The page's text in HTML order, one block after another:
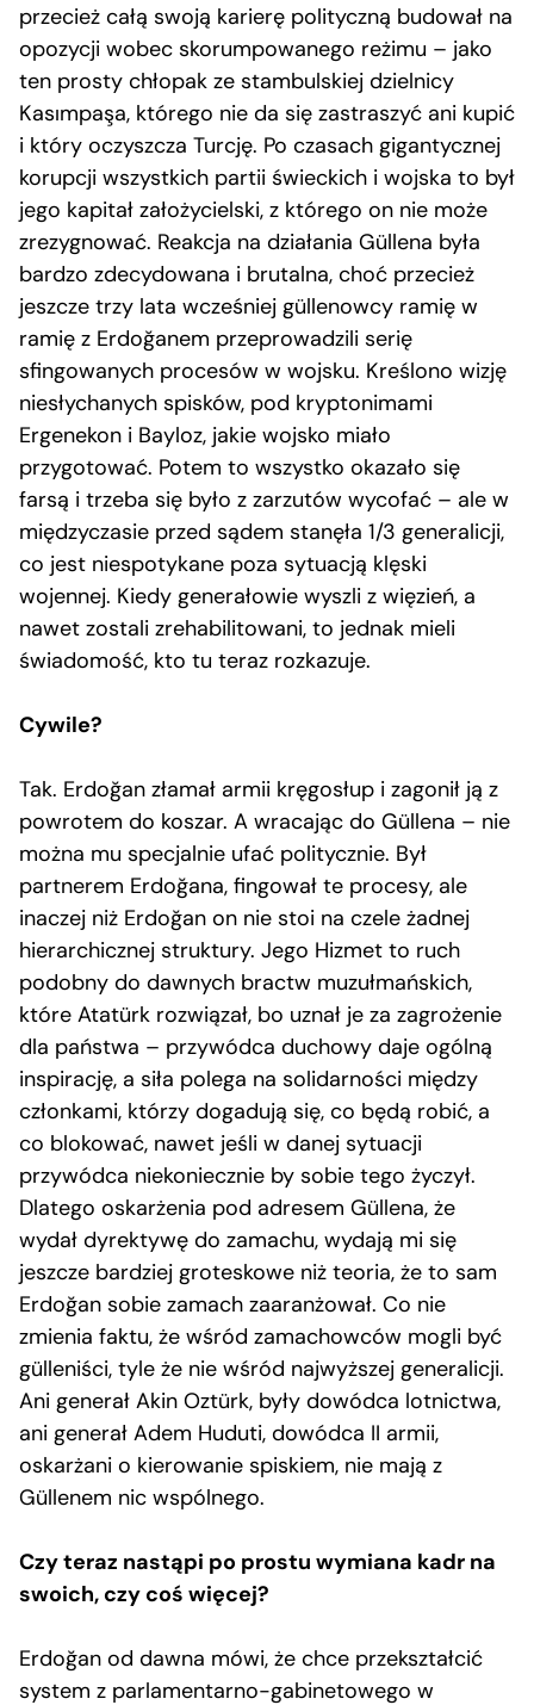
przecież całą swoją karierę polityczną budował na
opozycji wobec skorumpowanego reżimu – jako
ten prosty chłopak ze stambulskiej dzielnicy
Kasımpaşa, którego nie da się zastraszyć ani kupić
i który oczyszcza Turcję. Po czasach gigantycznej
korupcji wszystkich partii świeckich i wojska to był
jego kapitał założycielski, z którego on nie może
zrezygnować. Reakcja na działania Güllena była
bardzo zdecydowana i brutalna, choć przecież
jeszcze trzy lata wcześniej güllenowcy ramię w
ramię z Erdoğanem przeprowadzili serię
sfingowanych procesów w wojsku. Kreślono wizję
niesłychanych spisków, pod kryptonimami
Ergenekon i Bayloz, jakie wojsko miało
przygotować. Potem to wszystko okazało się
farsą i trzeba się było z zarzutów wycofać – ale w
międzyczasie przed sądem stanęła 1/3 generalicji,
co jest niespotykane poza sytuacją klęski
wojennej. Kiedy generałowie wyszli z więzień, a
nawet zostali zrehabilitowani, to jednak mieli
świadomość, kto tu teraz rozkazuje.
Cywile?
Tak. Erdoğan złamał armii kręgosłup i zagonił ją z
powrotem do koszar. A wracając do Güllena – nie
można mu specjalnie ufać politycznie. Był
partnerem Erdoğana, fingował te procesy, ale
inaczej niż Erdoğan on nie stoi na czele żadnej
hierarchicznej struktury. Jego Hizmet to ruch
podobny do dawnych bractw muzułmańskich,
które Atatürk rozwiązał, bo uznał je za zagrożenie
dla państwa – przywódca duchowy daje ogólną
inspirację, a siła polega na solidarności między
członkami, którzy dogadują się, co będą robić, a
co blokować, nawet jeśli w danej sytuacji
przywódca niekoniecznie by sobie tego życzył.
Dlatego oskarżenia pod adresem Güllena, że
wydał dyrektywę do zamachu, wydają mi się
jeszcze bardziej groteskowe niż teoria, że to sam
Erdoğan sobie zamach zaaranżował. Co nie
zmienia faktu, że wśród zamachowców mogli być
gülleniści, tyle że nie wśród najwyższej generalicji.
Ani generał Akin Oztürk, były dowódca lotnictwa,
ani generał Adem Huduti, dowódca II armii,
oskarżani o kierowanie spiskiem, nie mają z
Güllenem nic wspólnego.
Czy teraz nastąpi po prostu wymiana kadr na
swoich, czy coś więcej?
Erdoğan od dawna mówi, że chce przekształcić
system z parlamentarno-gabinetowego w